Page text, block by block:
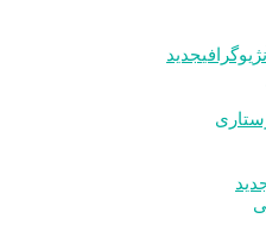
جدید